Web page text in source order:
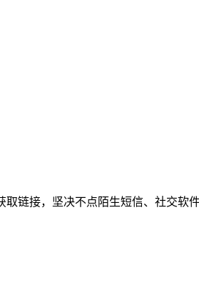
链接，坚决不点陌生短信、社交软